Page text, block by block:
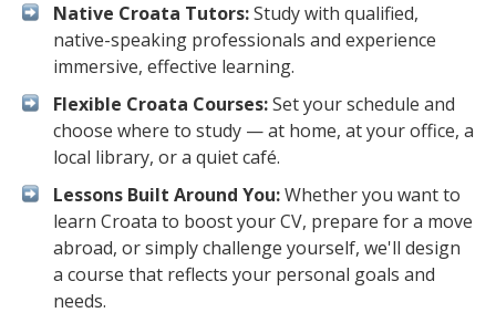
Native Croata Tutors:Study with qualified,
native-speaking professionals and experience
immersive, effective learning.
Flexible Croata Courses:Set your schedule and
choose where to study — at home, at your office, a
local library, or a quiet café.
Lessons Built Around You:Whether you want to
learn Croata to boost your CV, prepare for a move
abroad, or simply challenge yourself, we'll design
a course that reflects your personal goals and
needs.